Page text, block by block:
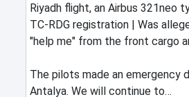
Riyadh flight, an Airbus 321neo
TC-RDG registration | Was
"help me" from the front cargo
The pilots made an emergency
Antalya. We will continue to…